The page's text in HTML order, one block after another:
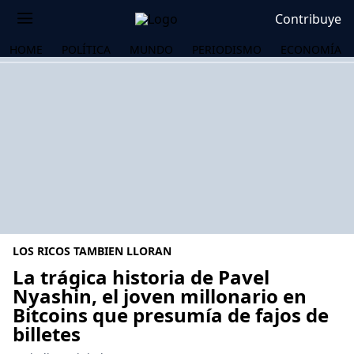
Contribuye
HOME POLÍTICA MUNDO PERIODISMO ECONOMÍA
LOS RICOS TAMBIEN LLORAN
La trágica historia de Pavel
Nyashin, el joven millonario en
Bitcoins que presumía de fajos de
billetes